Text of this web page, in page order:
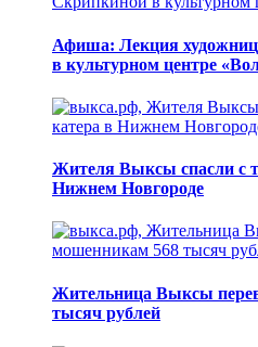
Афиша: Лекция
в культурном центре
Жителя Выксы спасли с
Нижнем Новгороде
Жительница Выксы
тысяч рублей